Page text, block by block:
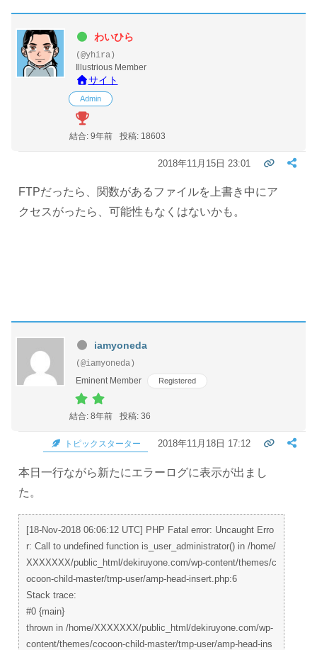
わいひら
(@yhira)
Illustrious Member
サイト
Admin
結合: 9年前 投稿: 18603
2018年11月15日 23:01
FTPだったら、関数があるファイルを上書き中にア
クセスがったら、可能性もなくはないかも。
iamyoneda
(@iamyoneda)
Eminent Member
Registered
結合: 8年前 投稿: 36
トピックスターター 2018年11月18日 17:12
本日一行ながら新たにエラーログに表示が出まし
た。
[18-Nov-2018 06:06:12 UTC] PHP Fatal error: Uncaught Erro
r: Call to undefined function is_user_administrator() in /home/
XXXXXXX/public_html/dekiruyone.com/wp-content/themes/c
ocoon-child-master/tmp-user/amp-head-insert.php:6
Stack trace:
#0 {main}
thrown in /home/XXXXXXX/public_html/dekiruyone.com/wp-
content/themes/cocoon-child-master/tmp-user/amp-head-ins